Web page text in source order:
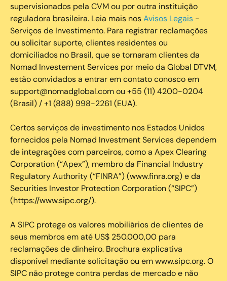
supervisionados pela CVM ou por outra instituição
reguladora brasileira. Leia mais nosAvisos Legais -
Serviços de Investimento. Para registrar reclamações
ou solicitar suporte, clientes residentes ou
domiciliados no Brasil, que se tornaram clientes da
Nomad Investement Services por meio da Global DTVM,
estão convidados a entrar em contato conosco em
support@nomadglobal.com ou +55 (11) 4200-0204
(Brasil) / +1 (888) 998-2261 (EUA).
Certos serviços de investimento nos Estados Unidos
fornecidos pela Nomad Investment Services dependem
de integrações com parceiros, como a Apex Clearing
Corporation (“Apex”), membro da Financial Industry
Regulatory Authority (“FINRA”) (www.finra.org) e da
Securities Investor Protection Corporation (“SIPC”)
(https://www.sipc.org/).
A SIPC protege os valores mobiliários de clientes de
seus membros em até US$ 250.000,00 para
reclamações de dinheiro. Brochura explicativa
disponível mediante solicitação ou em www.sipc.org. O
SIPC não protege contra perdas de mercado e não